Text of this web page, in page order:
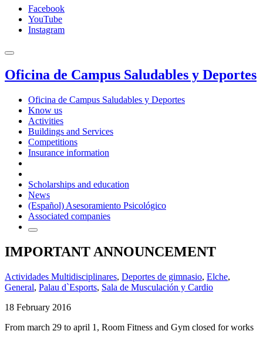
Facebook
YouTube
Instagram
Oficina de Campus Saludables y Deportes
Oficina de Campus Saludables y Deportes
Know us
Activities
Buildings and Services
Competitions
Insurance information
Scholarships and education
News
(Español) Asesoramiento Psicológico
Associated companies
IMPORTANT ANNOUNCEMENT
Actividades Multidisciplinares, Deportes de gimnasio, Elche,
General, Palau d`Esports, Sala de Musculación y Cardio
18 February 2016
From march 29 to april 1, Room Fitness and Gym closed for works